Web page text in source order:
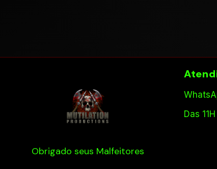
Obrigado seus Malfeitores
Das